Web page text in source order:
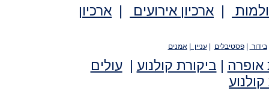
| ארכיון אירועים | ארכיון
בידור |פסטיבלים |עניין |אמנים
אופרה | ביקורת קולנוע |עולים
קולנוע